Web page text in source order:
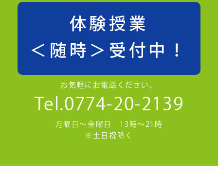
体験授業
＜随時＞受付中！
お気軽にお電話ください。
Tel.0774-20-2139
月曜日～金曜日 13時～21時
※土日祝除く